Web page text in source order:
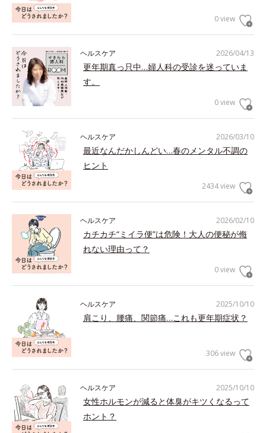
0 view
2026/04/13
ヘルスケア
更年期真っ只中…婦人科の受診を迷っていま
す。
0 view
2026/03/10
ヘルスケア
最近なんだかしんどい…春のメンタル不調の
ヒント
2434 view
2026/02/10
ヘルスケア
カチカチ“ミイラ便”は危険！大人の便秘が侮
れない理由って？
0 view
2025/10/10
ヘルスケア
肩こり、腰痛、関節痛…これも更年期症状？
306 view
2025/10/10
ヘルスケア
女性ホルモンが減ると体臭がキツくなるって
ホント？